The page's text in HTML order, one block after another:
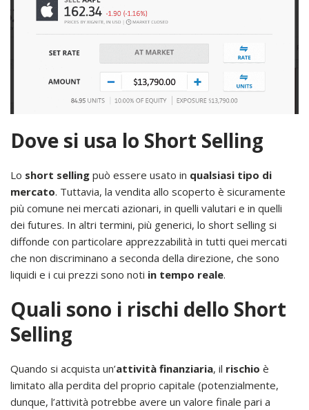
Dove si usa lo Short Selling
Lo short selling può essere usato in qualsiasi tipo di
mercato. Tuttavia, la vendita allo scoperto è sicuramente
più comune nei mercati azionari, in quelli valutari e in quelli
dei futures. In altri termini, più generici, lo short selling si
diffonde con particolare apprezzabilità in tutti quei mercati
che non discriminano a seconda della direzione, che sono
liquidi e i cui prezzi sono noti in tempo reale.
Quali sono i rischi dello Short
Selling
Quando si acquista un’attività finanziaria, il rischio è
limitato alla perdita del proprio capitale (potenzialmente,
dunque, l’attività potrebbe avere un valore finale pari a